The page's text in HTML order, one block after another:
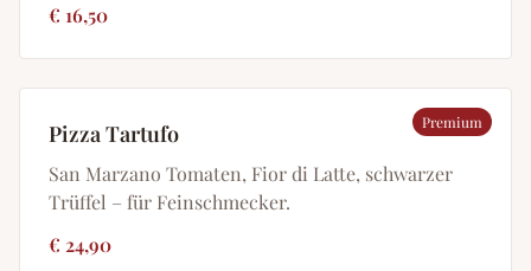
€ 16,50
Premium
Pizza Tartufo
San Marzano Tomaten, Fior di Latte, schwarzer
Trüffel – für Feinschmecker.
€ 24,90